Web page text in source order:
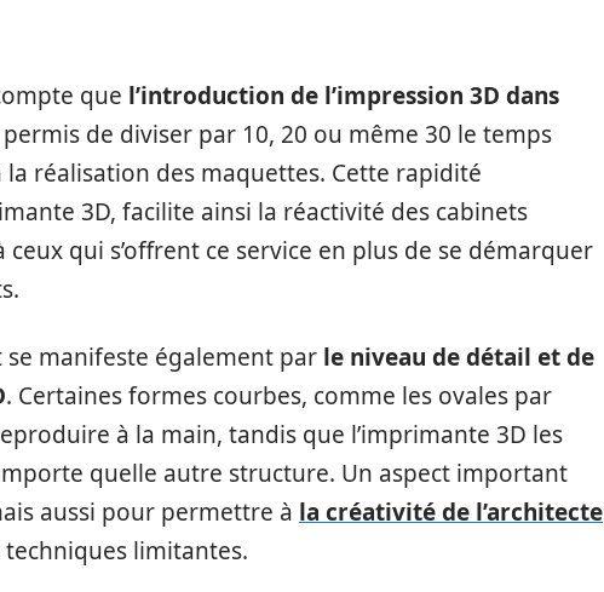
que l’introduction de l’impression 3D dans
permis de diviser par 10, 20 ou même 30 le temps
réalisation des maquettes. Cette rapidité
3D, facilite ainsi la réactivité des cabinets
qui s’offrent ce service en plus de se démarquer
se manifeste également par le niveau de détail et de
. Certaines formes courbes, comme les ovales par
à la main, tandis que l’imprimante 3D les
quelle autre structure. Un aspect important
aussi pour permettre à la créativité de l’architecte
techniques limitantes.